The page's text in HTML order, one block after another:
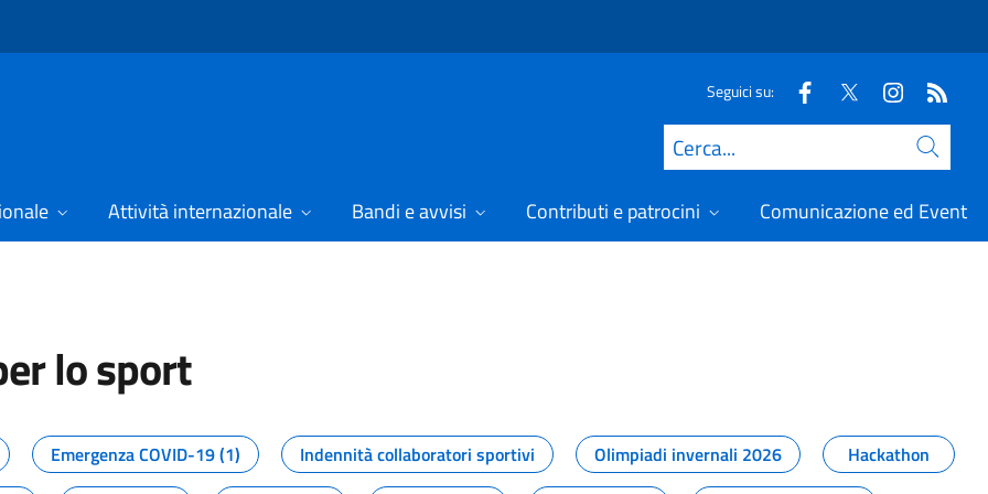
Seguici su:
Cerca
Attività internazionale Bandi e avvisi Contributi e patrocini Comunicazione ed Eventi
lo sport
dal Dipartimento per lo sport
Emergenza COVID-19 (1) Indennità collaboratori sportivi Olimpiadi invernali 2026
Hackathon